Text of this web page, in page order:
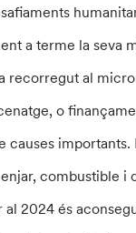
a terme la seva
recorregut al
o
causes
combustible i
al 2024 és